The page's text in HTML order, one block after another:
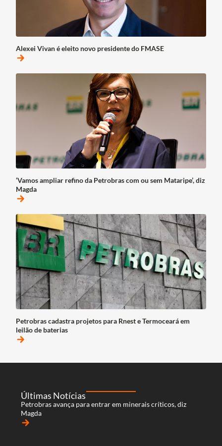
Alexei Vivan é eleito novo presidente do FMASE
arrow_forward
‘Vamos ampliar refino da Petrobras com ou sem Mataripe’, diz
Magda
arrow_forward
Petrobras cadastra projetos para Rnest e Termoceará em
leilão de baterias
arrow_forward
Últimas Notícias
Petrobras avança para entrar em minerais críticos, diz
Magda
arrow_forward